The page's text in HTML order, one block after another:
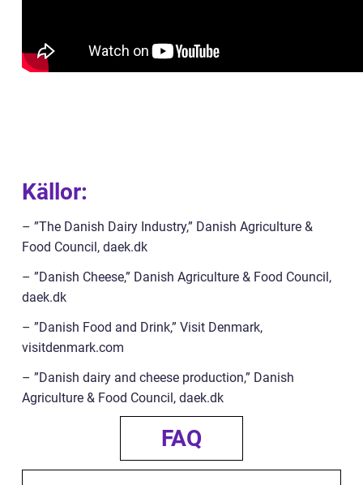
Källor:
– ”The Danish Dairy Industry,” Danish Agriculture &
Food Council, daek.dk
– ”Danish Cheese,” Danish Agriculture & Food Council,
daek.dk
– ”Danish Food and Drink,” Visit Denmark,
visitdenmark.com
– ”Danish dairy and cheese production,” Danish
Agriculture & Food Council, daek.dk
FAQ